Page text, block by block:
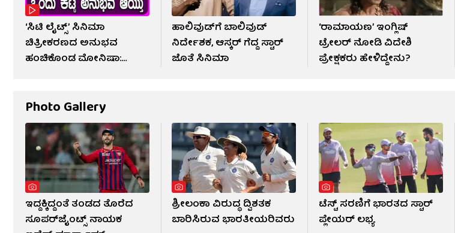
‘ಸಿಟಿ ಲೈಟ್ಸ್’ ಸಿನಿಮಾ
ಚಿತ್ರೀಕರಣದ ಅನುಭವ
ಹಂಚಿಕೊಂಡ ಮೋನಿಷಾ:
ಹಾಲಿವುಡ್​​ಗೆ ಬಾಲಿವುಡ್
ನಿರ್ದೇಶಕ, ಆಸ್ಕರ್ ಗೆದ್ದ ಸ್ಟಾರ್
ಜೊತೆ ಸಿನಿಮಾ
‘ರಾಮಾಯಣ’ ಇಂಗ್ಲಿಷ್
ಟ್ರೇಲರ್ ನೋಡಿ ವಿದೇಶಿ
ಪ್ರೇಕ್ಷಕರು ಹೇಳಿದ್ದೇನು?
Photo Gallery
ಇದ್ದಕ್ಕಿದ್ದಂತೆ ತಂಡದ ತೊರೆದ
ಸೂಪರ್‌ಜೈಂಟ್ಸ್ ನಾಯಕ
ಶ್ರೀಲಂಕಾ ವಿರುದ್ಧ ದ್ವಿಶತಕ
ಬಾರಿಸಿರುವ ಭಾರತೀಯರಿವರು
ಟೆಸ್ಟ್ ಸರಣಿಗೆ ಭಾರತದ ಸ್ಟಾರ್
ಪ್ಲೇಯರ್ ಲಭ್ಯ